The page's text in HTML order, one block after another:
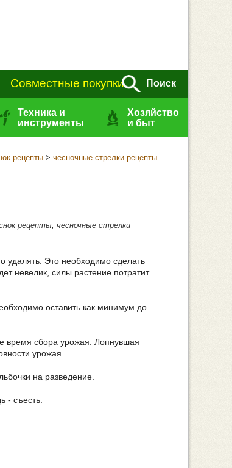
Совместные покупки Поиск
Техника и
инструменты
Хозяйство
и быт
рецепты > чесночные стрелки рецепты
рецепты, чесночные стрелки
удалять. Это необходимо сделать
невелик, силы растение потратит
оставить как минимум до
время сбора урожая. Лопнувшая
урожая.
на разведение.
- съесть.